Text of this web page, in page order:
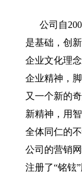
公司自
是基础，创
企业文化理
企业精神，
又一个新的
新精神，用
全体同仁的
公司的营销
注册了“铭铉